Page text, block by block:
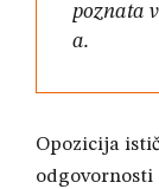
poznata
a.
Opozicija